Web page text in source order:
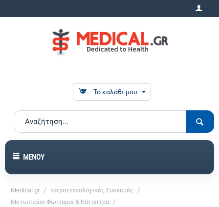
Το καλάθι μου
ΜΕΝΟΎ
Medical.gr / Ιατροτεχνολογικές Συσκευές /
Μετωπιαίοι Φωτισμοί & Κάτοπτρα /